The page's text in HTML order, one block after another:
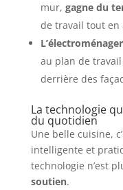
mur, gagne du
de travail tout
au plan de
derrière des
La technologie
du quotidien
Une belle cuisine,
intelligente et
technologie n’est
soutien.